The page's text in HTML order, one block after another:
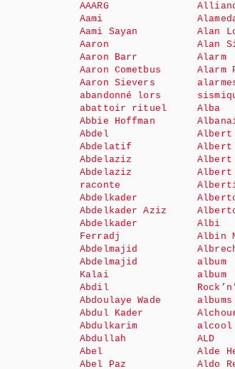
AAARG
Aami
Aami Sayan
Aaron
Aaron Barr
Aaron Cometbus
Aaron Sievers
abandonné lors
abattoir rituel
Abbie Hoffman
Abdel
Abdelatif
Abdelaziz
Abdelaziz
raconte
Abdelkader
Abdelkader Aziz
Abdelkader
Ferradj
Abdelmajid
Abdelmajid
Kalai
Abdil
Abdoulaye Wade
Abdul Kader
Abdulkarim
Abdullah
Abel
Abel Paz
Alan
Alan
Alarm
Alarm
Alba
Albert
Albert
Albert
Albert
Albi
Albin
album
album
alcool
ALD
Alde
Aldo